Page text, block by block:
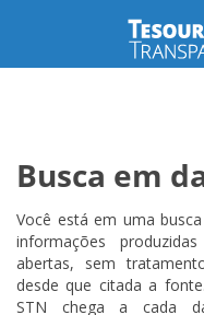
Busca em
Você está em uma
informações
abertas, sem
desde que citada a
STN chega a cada